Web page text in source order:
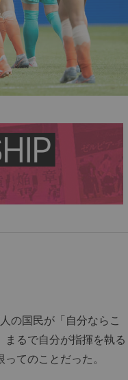
の国民が「自分ならこ
るで自分が指揮を執る
てのことだった。